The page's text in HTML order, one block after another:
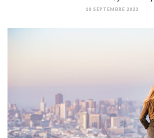
10 SEPTEMBRE 2023